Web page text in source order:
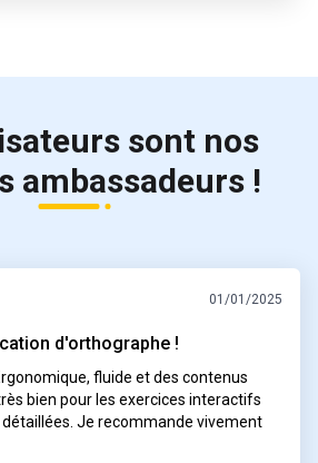
sont nos
ambassadeurs !
01/01/2025
d'orthographe !
fluide et des contenus
bien pour les exercices interactifs
Je recommande vivement